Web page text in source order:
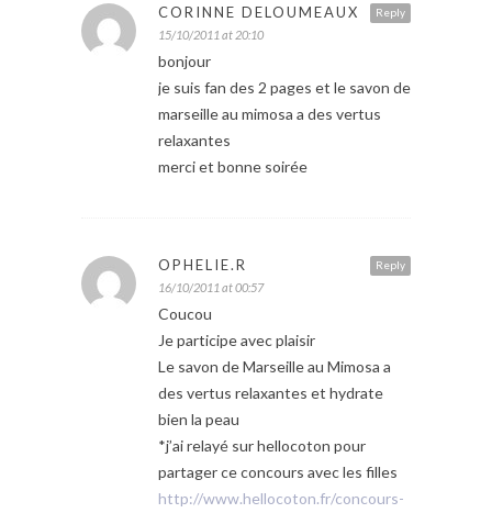
Reply
CORINNE DELOUMEAUX
15/10/2011 at 20:10
bonjour
je suis fan des 2 pages et le savon de
marseille au mimosa a des vertus
relaxantes
merci et bonne soirée
Reply
OPHELIE.R
16/10/2011 at 00:57
Coucou
Je participe avec plaisir
Le savon de Marseille au Mimosa a
des vertus relaxantes et hydrate
bien la peau
*j’ai relayé sur hellocoton pour
partager ce concours avec les filles
http://www.hellocoton.fr/concours-